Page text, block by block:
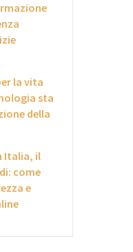
la vita
sta
della
Italia, il
come
e